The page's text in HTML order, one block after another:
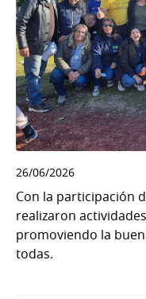
26/06/2026
Con la participación
realizaron
promoviendo la
todas.